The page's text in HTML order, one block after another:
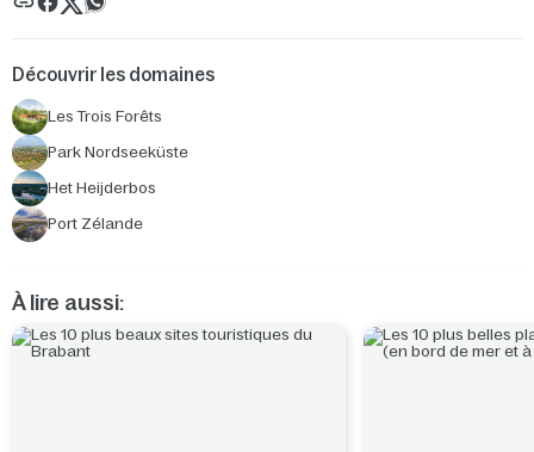
Découvrir les domaines
Les Trois Forêts
Park Nordseeküste
Het Heijderbos
Port Zélande
À lire aussi: